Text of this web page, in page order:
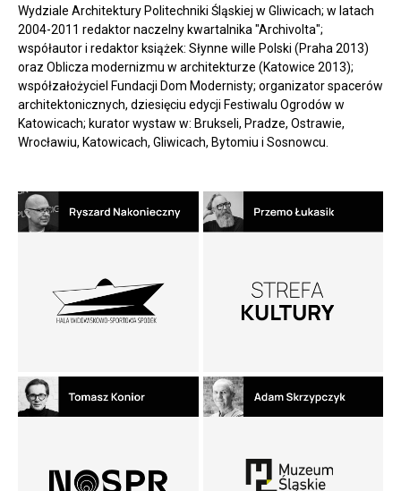
Wydziale Architektury Politechniki Śląskiej w Gliwicach; w latach
2004-2011 redaktor naczelny kwartalnika "Archivolta";
współautor i redaktor książek: Słynne wille Polski (Praha 2013)
oraz Oblicza modernizmu w architekturze (Katowice 2013);
współzałożyciel Fundacji Dom Modernisty; organizator spacerów
architektonicznych, dziesięciu edycji Festiwalu Ogrodów w
Katowicach; kurator wystaw w: Brukseli, Pradze, Ostrawie,
Wrocławiu, Katowicach, Gliwicach, Bytomiu i Sosnowcu.